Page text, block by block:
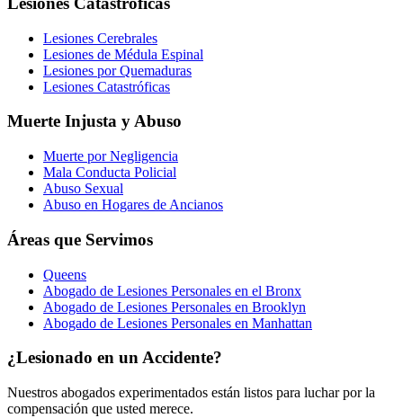
Lesiones Cerebrales
Lesiones de Médula Espinal
Lesiones por Quemaduras
Lesiones Catastróficas
Muerte Injusta y Abuso
Muerte por Negligencia
Mala Conducta Policial
Abuso Sexual
Abuso en Hogares de Ancianos
Áreas que Servimos
Queens
Abogado de Lesiones Personales en el Bronx
Abogado de Lesiones Personales en Brooklyn
Abogado de Lesiones Personales en Manhattan
¿Lesionado en un Accidente?
Nuestros abogados experimentados están listos para luchar por la
compensación que usted merece.